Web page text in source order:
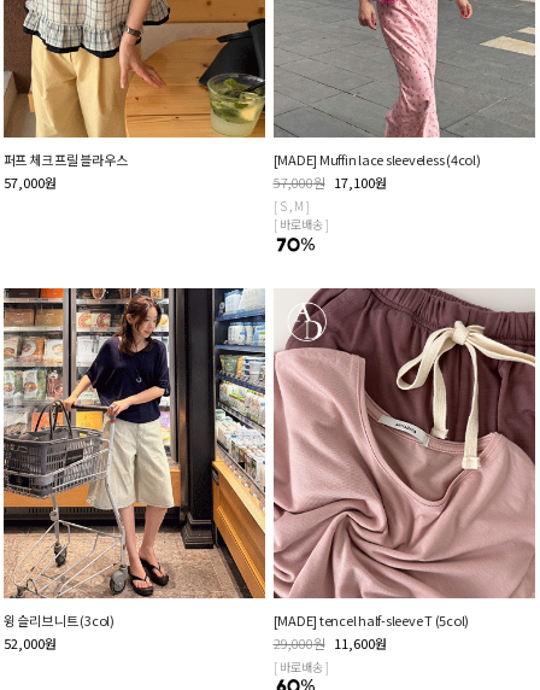
퍼프 체크 프릴 블라우스
57,000원
[MADE] Muffin lace sleeveless (4col)
57,000원 17,100원
[ S , M ]
[ 바로배송 ]
윙 슬리브 니트 (3col)
52,000원
[MADE] tencel half-sleeve T (5col)
29,000원 11,600원
[ 바로배송 ]